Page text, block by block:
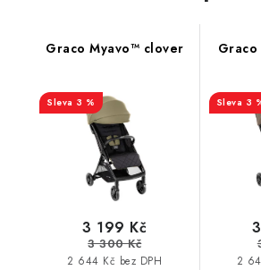
Graco Myavo™ clover
3 %
2 644 Kč bez DPH
3 199 Kč
3 300 Kč
3
2